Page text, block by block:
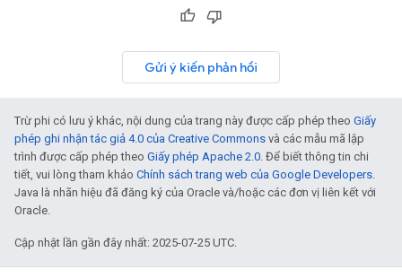
Gửi ý kiến phản hồi
Trừ phi có lưu ý khác, nội dung của trang này được cấp phép theo Giấy
phép ghi nhận tác giả 4.0 của Creative Commons và các mẫu mã lập
trình được cấp phép theo Giấy phép Apache 2.0. Để biết thông tin chi
tiết, vui lòng tham khảo Chính sách trang web của Google Developers.
Java là nhãn hiệu đã đăng ký của Oracle và/hoặc các đơn vị liên kết với
Oracle.
Cập nhật lần gần đây nhất: 2025-07-25 UTC.